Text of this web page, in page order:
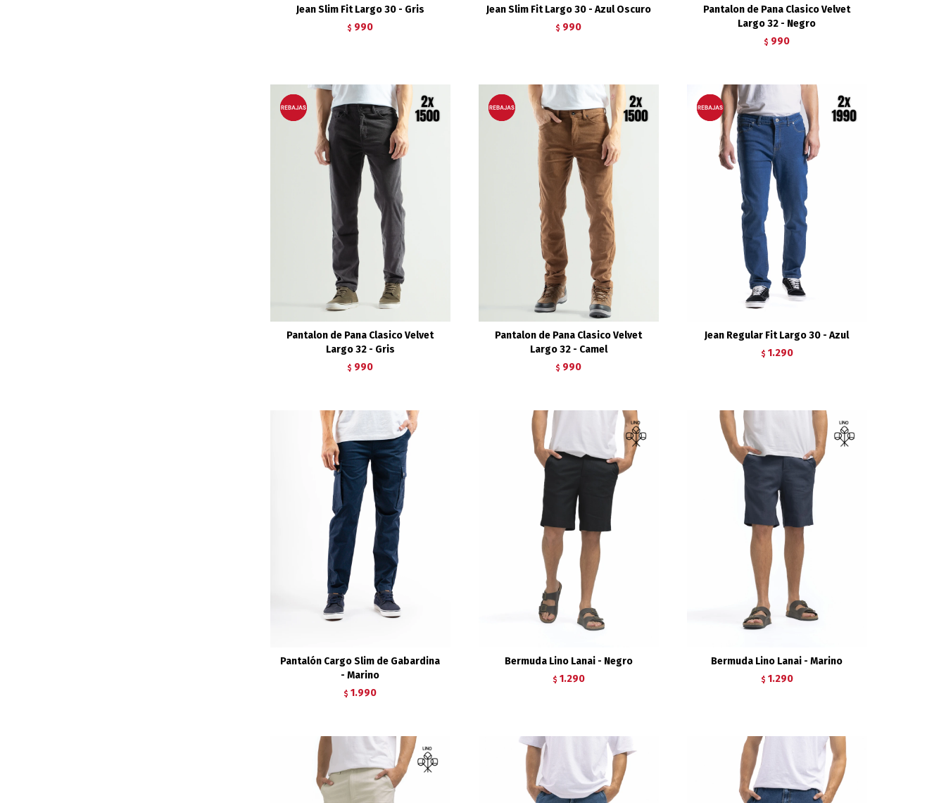
Jean Slim Fit Largo 30 - Gris
$ 990
Jean Slim Fit Largo 30 - Azul Oscuro
$ 990
Pantalon de Pana Clasico Velvet
Largo 32 - Negro
$ 990
Pantalon de Pana Clasico Velvet
Largo 32 - Gris
$ 990
Pantalon de Pana Clasico Velvet
Largo 32 - Camel
$ 990
Jean Regular Fit Largo 30 - Azul
$ 1.290
Pantalón Cargo Slim de Gabardina
- Marino
$ 1.990
Bermuda Lino Lanai - Negro
$ 1.290
Bermuda Lino Lanai - Marino
$ 1.290